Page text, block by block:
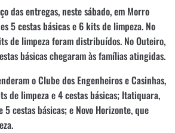
das entregas, neste sábado, em Morro
5 cestas básicas e 6 kits de limpeza. No
de limpeza foram distribuídos. No Outeiro,
básicas chegaram às famílias atingidas.
o Clube dos Engenheiros e Casinhas,
de limpeza e 4 cestas básicas; Itatiquara,
cestas básicas; e Novo Horizonte, que